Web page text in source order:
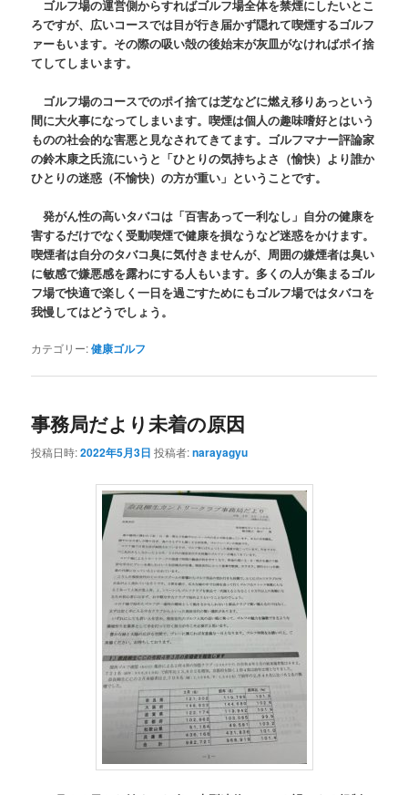
ゴルフ場の運営側からすればゴルフ場全体を禁煙にしたいとこ
ろですが、広いコースでは目が行き届かず隠れて喫煙するゴルフ
ァーもいます。その際の吸い殻の後始末が灰皿がなければポイ捨
てしてしまいます。
ゴルフ場のコースでのポイ捨ては芝などに燃え移りあっという
間に大火事になってしまいます。喫煙は個人の趣味嗜好とはいう
ものの社会的な害悪と見なされてきてます。ゴルフマナー評論家
の鈴木康之氏流にいうと「ひとりの気持ちよさ（愉快）より誰か
ひとりの迷惑（不愉快）の方が重い」ということです。
発がん性の高いタバコは「百害あって一利なし」自分の健康を
害するだけでなく受動喫煙で健康を損なうなど迷惑をかけます。
喫煙者は自分のタバコ臭に気付きませんが、周囲の嫌煙者は臭い
に敏感で嫌悪感を露わにする人もいます。多くの人が集まるゴル
フ場で快適で楽しく一日を過ごすためにもゴルフ場ではタバコを
我慢してはどうでしょう。
カテゴリー:健康ゴルフ
事務局だより未着の原因
投稿日時:2022年5月3日 投稿者:narayagyu